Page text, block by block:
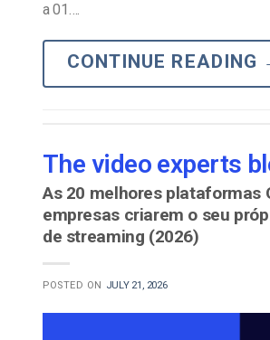
a 01….
CONTINUE READING
The video experts
As 20 melhores plataformas
empresas criarem o seu
de streaming (2026)
POSTED ON JULY 21, 2026